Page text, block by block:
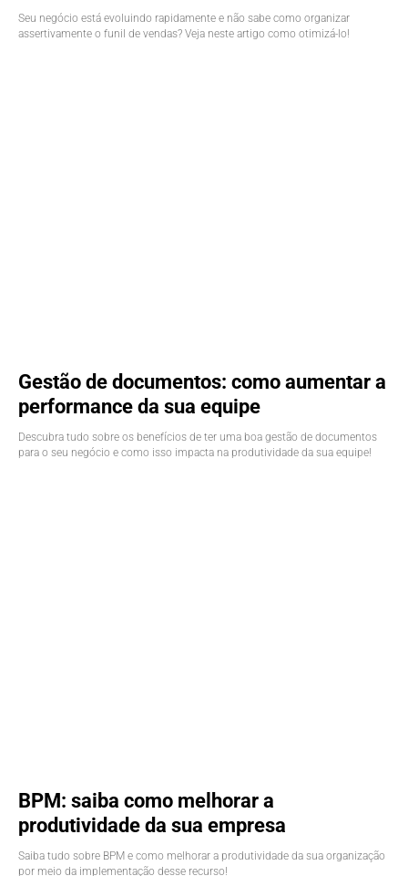
Seu negócio está evoluindo rapidamente e não sabe como organizar
assertivamente o funil de vendas? Veja neste artigo como otimizá-lo!
Gestão de documentos: como aumentar a
performance da sua equipe
Descubra tudo sobre os benefícios de ter uma boa gestão de documentos
para o seu negócio e como isso impacta na produtividade da sua equipe!
BPM: saiba como melhorar a
produtividade da sua empresa
Saiba tudo sobre BPM e como melhorar a produtividade da sua organização
por meio da implementação desse recurso!